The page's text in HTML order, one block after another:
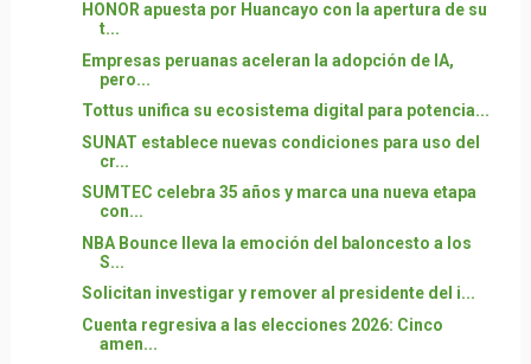
HONOR apuesta por Huancayo con la apertura de su
t...
Empresas peruanas aceleran la adopción de IA,
pero...
Tottus unifica su ecosistema digital para potencia...
SUNAT establece nuevas condiciones para uso del
cr...
SUMTEC celebra 35 años y marca una nueva etapa
con...
NBA Bounce lleva la emoción del baloncesto a los
S...
Solicitan investigar y remover al presidente del i...
Cuenta regresiva a las elecciones 2026: Cinco
amen...